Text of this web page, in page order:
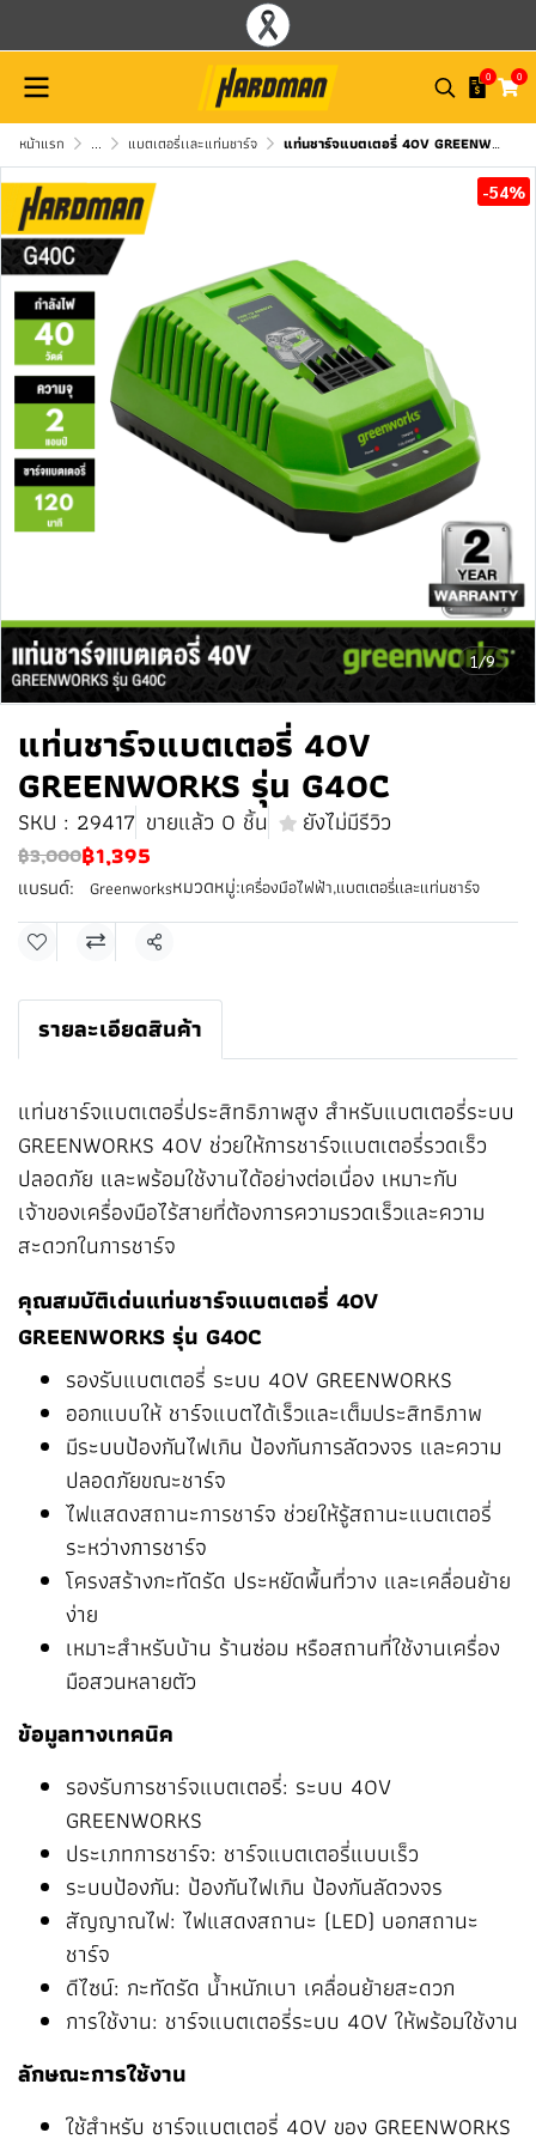
0 0
หน้าแรก ... แบตเตอรี่เเละแท่นชาร์จ แท่นชาร์จแบตเตอรี่ 40V GREENWORKS รุ่น G40C
1/9
-54%
แท่นชาร์จแบตเตอรี่ 40V
GREENWORKS รุ่น G40C
SKU : 29417 ขายแล้ว 0 ชิ้น ยังไม่มีรีวิว
฿3,000฿1,395
แบรนด์: Greenworksหมวดหมู่:เครื่องมือไฟฟ้า,แบตเตอรี่เเละแท่นชาร์จ
แชร์
รายละเอียดสินค้า
แท่นชาร์จแบตเตอรี่ประสิทธิภาพสูง สำหรับแบตเตอรี่ระบบ
GREENWORKS 40V ช่วยให้การชาร์จแบตเตอรี่รวดเร็ว
ปลอดภัย และพร้อมใช้งานได้อย่างต่อเนื่อง เหมาะกับ
เจ้าของเครื่องมือไร้สายที่ต้องการความรวดเร็วและความ
สะดวกในการชาร์จ
คุณสมบัติเด่นแท่นชาร์จแบตเตอรี่ 40V
GREENWORKS รุ่น G40C
รองรับแบตเตอรี่ ระบบ 40V GREENWORKS
ออกแบบให้ ชาร์จแบตได้เร็วและเต็มประสิทธิภาพ
มีระบบป้องกันไฟเกิน ป้องกันการลัดวงจร และความ
ปลอดภัยขณะชาร์จ
ไฟแสดงสถานะการชาร์จ ช่วยให้รู้สถานะแบตเตอรี่
ระหว่างการชาร์จ
โครงสร้างกะทัดรัด ประหยัดพื้นที่วาง และเคลื่อนย้าย
ง่าย
เหมาะสำหรับบ้าน ร้านซ่อม หรือสถานที่ใช้งานเครื่อง
มือสวนหลายตัว
ข้อมูลทางเทคนิค
รองรับการชาร์จแบตเตอรี่: ระบบ 40V
GREENWORKS
ประเภทการชาร์จ: ชาร์จแบตเตอรี่แบบเร็ว
ระบบป้องกัน: ป้องกันไฟเกิน ป้องกันลัดวงจร
สัญญาณไฟ: ไฟแสดงสถานะ (LED) บอกสถานะ
ชาร์จ
ดีไซน์: กะทัดรัด น้ำหนักเบา เคลื่อนย้ายสะดวก
การใช้งาน: ชาร์จแบตเตอรี่ระบบ 40V ให้พร้อมใช้งาน
ลักษณะการใช้งาน
ใช้สำหรับ ชาร์จแบตเตอรี่ 40V ของ GREENWORKS